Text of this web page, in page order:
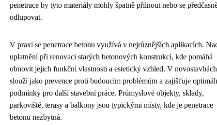
penetrace by tyto materiály mohly špatně přilnout nebo se
odlupovat.
V praxi se penetrace betonu využívá v nejrůznějších aplikacích.
uplatnění při renovaci starých betonových konstrukcí, kde pomáhá
obnovit jejich funkční vlastnosti a estetický vzhled. V novostavbách
slouží jako prevence proti budoucím problémům a zajišťuje
podmínky pro další stavební práce. Průmyslové objekty, sklady,
parkoviště, terasy a balkony jsou typickými místy, kde je penetrace
betonu nezbytná.